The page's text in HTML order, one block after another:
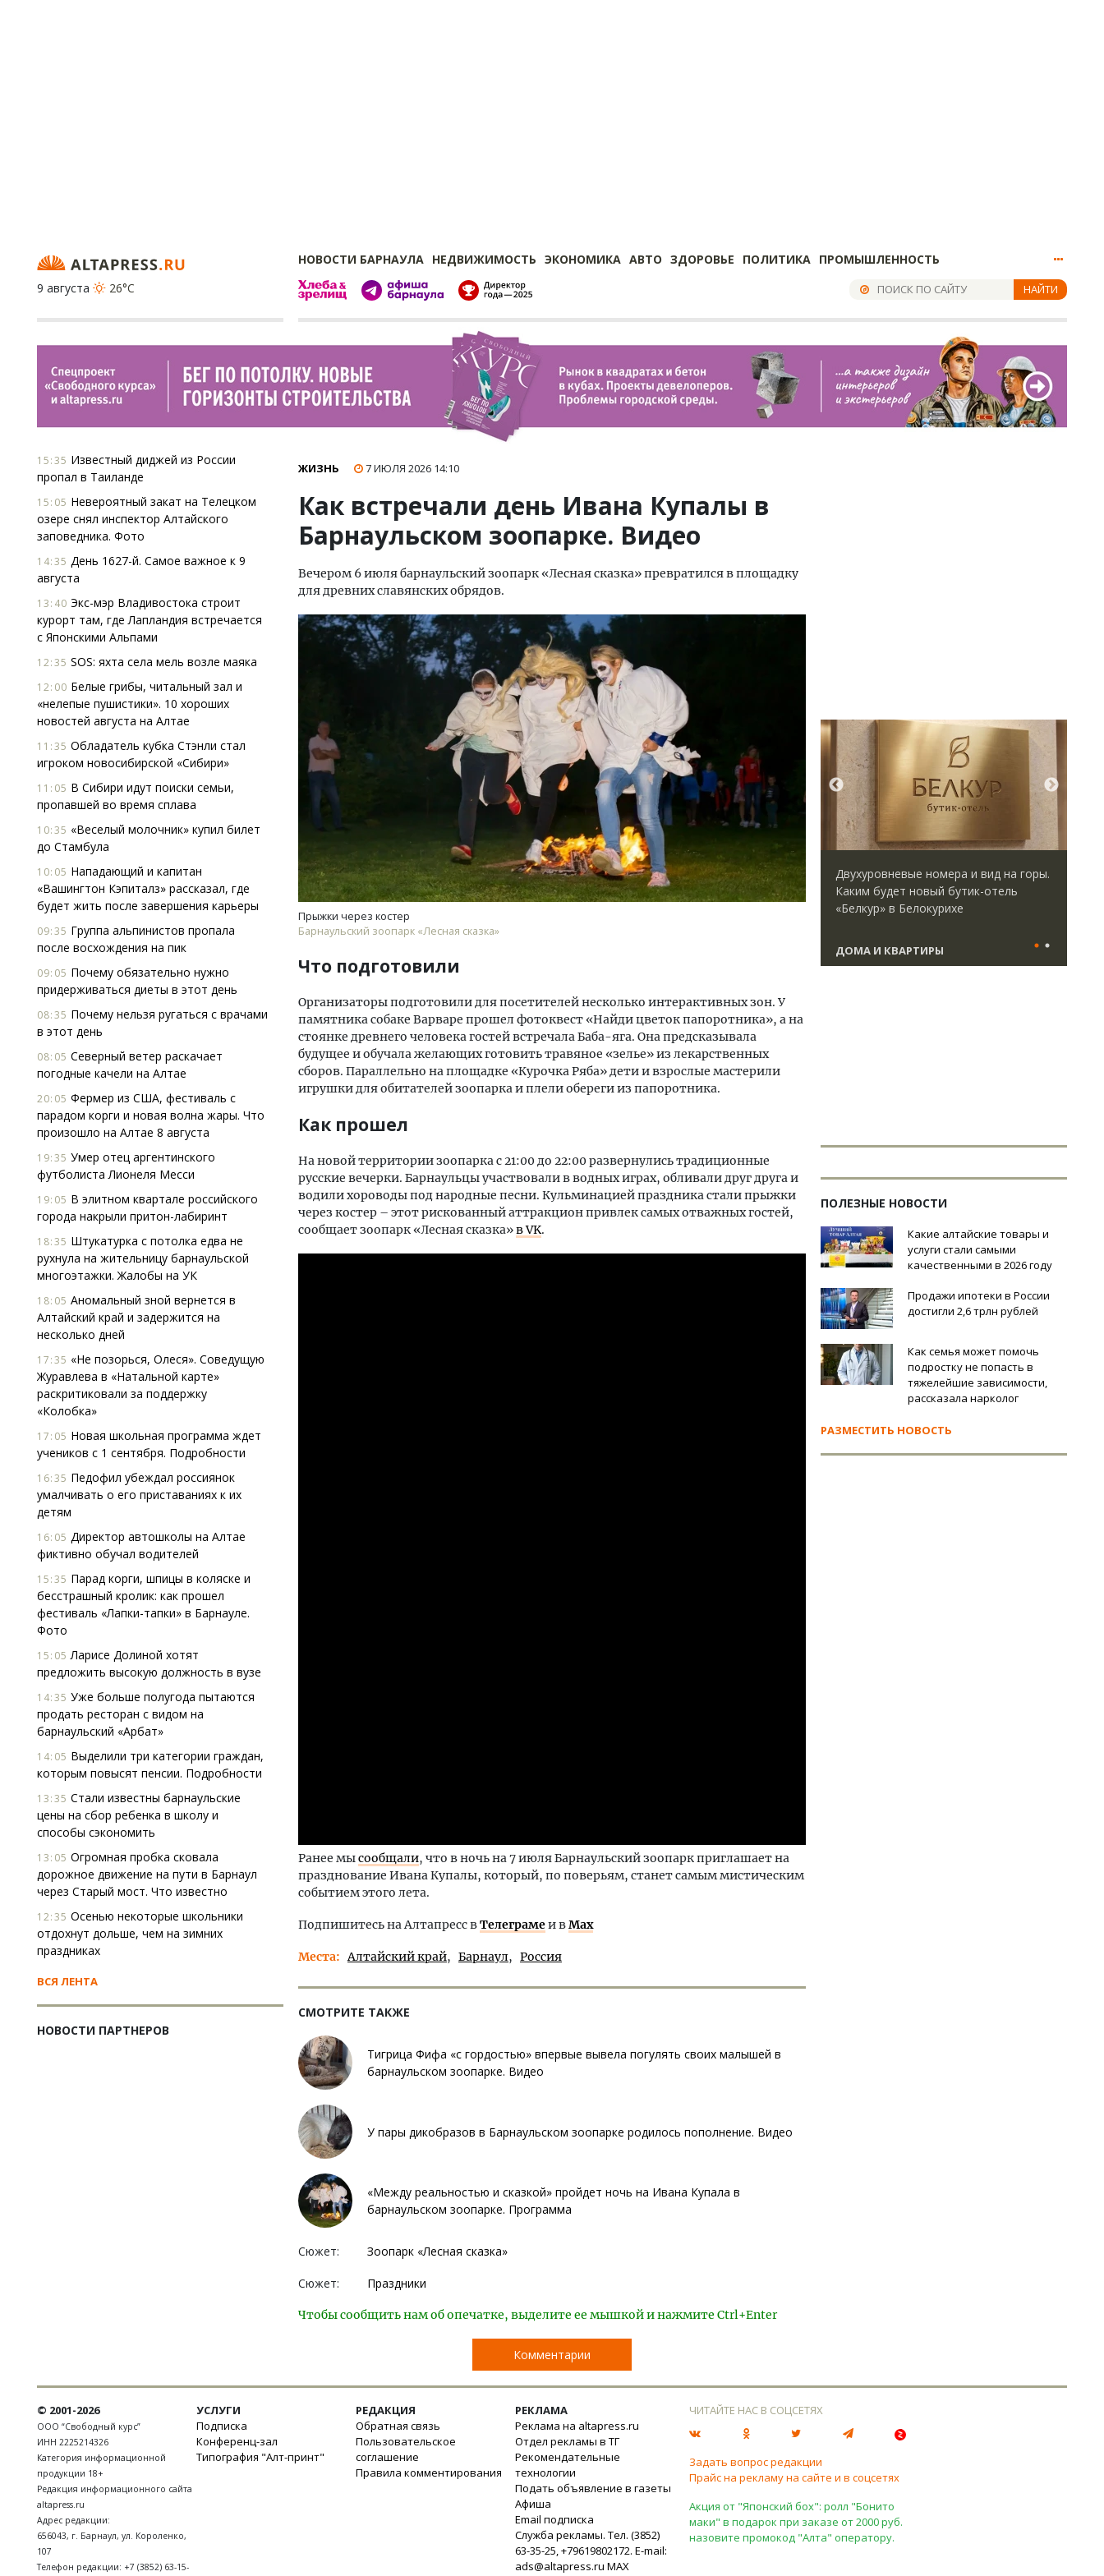
НОВОСТИ БАРНАУЛА НЕДВИЖИМОСТЬ ЭКОНОМИКА АВТО ЗДОРОВЬЕ ПОЛИТИКА ПРОМЫШЛЕННОСТЬ
9 августа
26°C НАЙТИ
15:35 Известный диджей из России
пропал в Таиланде
15:05 Невероятный закат на Телецком
озере снял инспектор Алтайского
заповедника. Фото
14:35 День 1627-й. Самое важное к 9
августа
13:40 Экс-мэр Владивостока строит
курорт там, где Лапландия встречается
с Японскими Альпами
12:35 SOS: яхта села мель возле маяка
12:00 Белые грибы, читальный зал и
«нелепые пушистики». 10 хороших
новостей августа на Алтае
11:35 Обладатель кубка Стэнли стал
игроком новосибирской «Сибири»
11:05 В Сибири идут поиски семьи,
пропавшей во время сплава
10:35 «Веселый молочник» купил билет
до Стамбула
10:05 Нападающий и капитан
«Вашингтон Кэпиталз» рассказал, где
будет жить после завершения карьеры
09:35 Группа альпинистов пропала
после восхождения на пик
09:05 Почему обязательно нужно
придерживаться диеты в этот день
08:35 Почему нельзя ругаться с врачами
в этот день
08:05 Северный ветер раскачает
погодные качели на Алтае
20:05 Фермер из США, фестиваль с
парадом корги и новая волна жары. Что
произошло на Алтае 8 августа
19:35 Умер отец аргентинского
футболиста Лионеля Месси
19:05 В элитном квартале российского
города накрыли притон-лабиринт
18:35 Штукатурка с потолка едва не
рухнула на жительницу барнаульской
многоэтажки. Жалобы на УК
18:05 Аномальный зной вернется в
Алтайский край и задержится на
несколько дней
17:35 «Не позорься, Олеся». Соведущую
Журавлева в «Натальной карте»
раскритиковали за поддержку
«Колобка»
17:05 Новая школьная программа ждет
учеников с 1 сентября. Подробности
16:35 Педофил убеждал россиянок
умалчивать о его приставаниях к их
детям
16:05 Директор автошколы на Алтае
фиктивно обучал водителей
15:35 Парад корги, шпицы в коляске и
бесстрашный кролик: как прошел
фестиваль «Лапки-тапки» в Барнауле.
Фото
15:05 Ларисе Долиной хотят
предложить высокую должность в вузе
14:35 Уже больше полугода пытаются
продать ресторан с видом на
барнаульский «Арбат»
14:05 Выделили три категории граждан,
которым повысят пенсии. Подробности
13:35 Стали известны барнаульские
цены на сбор ребенка в школу и
способы сэкономить
13:05 Огромная пробка сковала
дорожное движение на пути в Барнаул
через Старый мост. Что известно
12:35 Осенью некоторые школьники
отдохнут дольше, чем на зимних
праздниках
ВСЯ ЛЕНТА
НОВОСТИ ПАРТНЕРОВ
ЖИЗНЬ 7 ИЮЛЯ 2026 14:10
Как встречали день Ивана Купалы в
Барнаульском зоопарке. Видео
Вечером 6 июля барнаульский зоопарк «Лесная сказка» превратился в площадку
для древних славянских обрядов.
Прыжки через костер
Барнаульский зоопарк «Лесная сказка»
Что подготовили
Организаторы подготовили для посетителей несколько интерактивных зон. У
памятника собаке Варваре прошел фотоквест «Найди цветок папоротника», а на
стоянке древнего человека гостей встречала Баба-яга. Она предсказывала
будущее и обучала желающих готовить травяное «зелье» из лекарственных
сборов. Параллельно на площадке «Курочка Ряба» дети и взрослые мастерили
игрушки для обитателей зоопарка и плели обереги из папоротника.
Как прошел
На новой территории зоопарка с 21:00 до 22:00 развернулись традиционные
русские вечерки. Барнаульцы участвовали в водных играх, обливали друг друга и
водили хороводы под народные песни. Кульминацией праздника стали прыжки
через костер – этот рискованный аттракцион привлек самых отважных гостей,
сообщает зоопарк «Лесная сказка»в VK.
Ранее мысообщали, что в ночь на 7 июля Барнаульский зоопарк приглашает на
празднование Ивана Купалы, который, по поверьям, станет самым мистическим
событием этого лета.
Подпишитесь на Алтапресс вТелеграмеи вMax
Места Алтайский край Барнаул Россия
СМОТРИТЕ ТАКЖЕ
Тигрица Фифа «с гордостью» впервые вывела погулять своих малышей в
барнаульском зоопарке. Видео
У пары дикобразов в Барнаульском зоопарке родилось пополнение. Видео
«Между реальностью и сказкой» пройдет ночь на Ивана Купала в
барнаульском зоопарке. Программа
Сюжет: Зоопарк «Лесная сказка»
Сюжет: Праздники
Чтобы сообщить нам об опечатке, выделите ее мышкой и нажмите Ctrl+Enter
Комментарии
Ищем новые берега. Гендиректор
«Жилищной инициативы» Юрий
Двухуровневые номера и вид на горы.
Каким будет новый бутик-отель
«Белкур» в Белокурихе
ДОМА И КВАРТИРЫ
ПОЛЕЗНЫЕ НОВОСТИ
Какие алтайские товары и
услуги стали самыми
качественными в 2026 году
Продажи ипотеки в России
достигли 2,6 трлн рублей
Как семья может помочь
подростку не попасть в
тяжелейшие зависимости,
рассказала нарколог
РАЗМЕСТИТЬ НОВОСТЬ
© 2001-2026
ООО “Свободный курс”
ИНН 2225214326
Категория информационной
продукции 18+
Редакция информационного сайта
altapress.ru
Адрес редакции:
656043, г. Барнаул, ул. Короленко,
107
Телефон редакции: +7 (3852) 63-15-
УСЛУГИ
Подписка
Конференц-зал
Типография "Алт-принт"
РЕДАКЦИЯ
Обратная связь
Пользовательское
соглашение
Правила комментирования
РЕКЛАМА
Реклама на altapress.ru
Отдел рекламы в ТГ
Рекомендательные
технологии
Подать объявление в газеты
Афиша
Email подписка
Служба рекламы. Тел. (3852)
63-35-25, +79619802172. E-mail:
ads@altapress.ru MAX
ЧИТАЙТЕ НАС В СОЦСЕТЯХ
Задать вопрос редакции
Прайс на рекламу на сайте и в соцсетях
Акция от "Японский бох": ролл "Бонито
маки" в подарок при заказе от 2000 руб.
назовите промокод "Алта" оператору.